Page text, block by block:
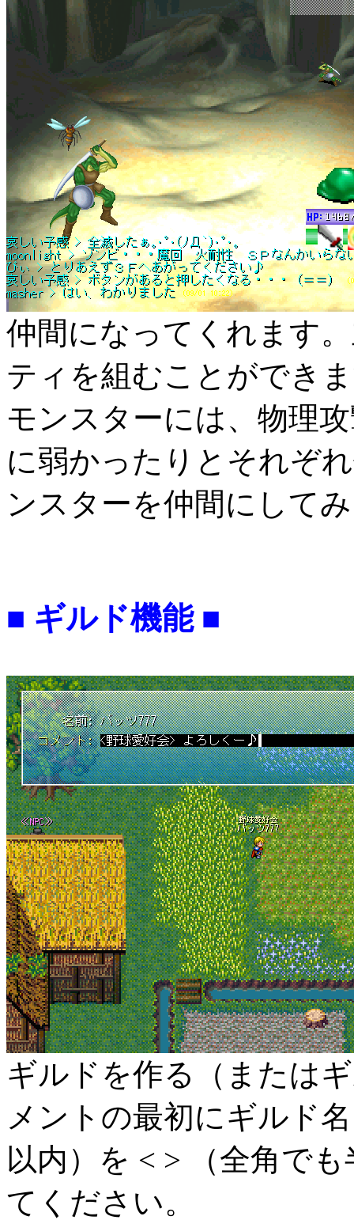
仲間になってくれます
ティを組むことができ
モンスターには、物理
に弱かったりとそれぞ
ンスターを仲間にして
■ ギルド機能 ■
ギルドを作る（または
メントの最初にギルド
以内）を < > （全角で
てください。